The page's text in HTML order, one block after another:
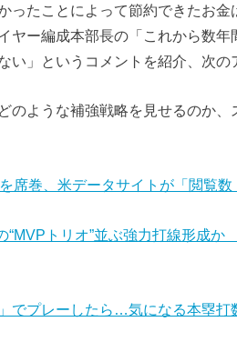
ったことによって節約できたお
ヤー編成本部長の「これから数年
い」というコメントを紹介、次の
のような補強戦略を見せるのか、
席巻、米データサイトが「閲覧数
トリオ”並ぶ強力打線形成
でプレーしたら…気になる本塁打